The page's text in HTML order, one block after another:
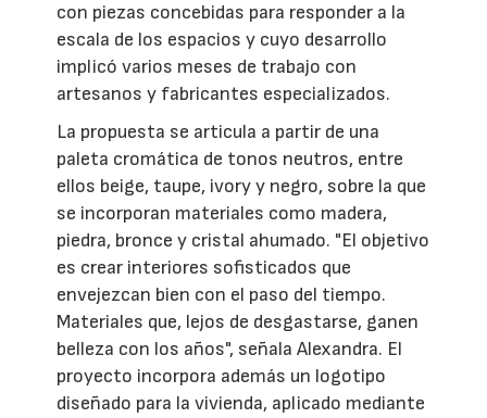
con piezas concebidas para responder a la
escala de los espacios y cuyo desarrollo
implicó varios meses de trabajo con
artesanos y fabricantes especializados.
La propuesta se articula a partir de una
paleta cromática de tonos neutros, entre
ellos beige, taupe, ivory y negro, sobre la que
se incorporan materiales como madera,
piedra, bronce y cristal ahumado. "El objetivo
es crear interiores sofisticados que
envejezcan bien con el paso del tiempo.
Materiales que, lejos de desgastarse, ganen
belleza con los años", señala Alexandra. El
proyecto incorpora además un logotipo
diseñado para la vivienda, aplicado mediante